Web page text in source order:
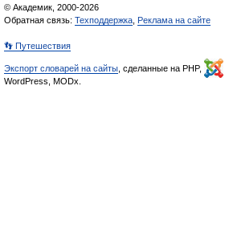
© Академик, 2000-2026
Обратная связь: Техподдержка Реклама на сайте
👣 Путешествия
Экспорт словарей на сайты , сделанные на PHP,
WordPress, MODx.